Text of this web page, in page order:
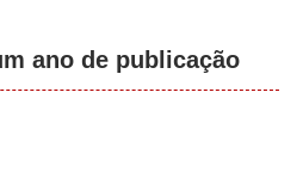
ano de publicação